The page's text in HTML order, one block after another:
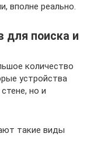
вполне реально.
для поиска и
количество
устройства
но и
такие виды